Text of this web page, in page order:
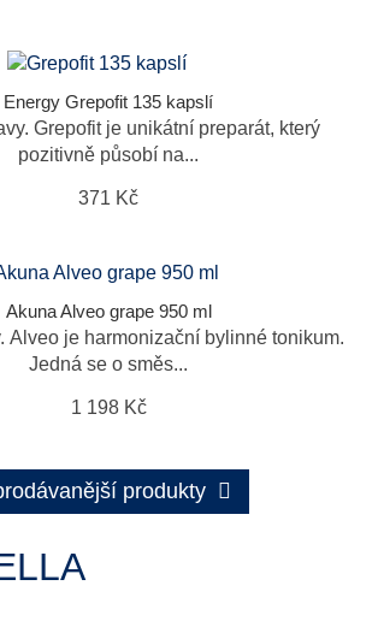
Energy Grepofit 135 kapslí
Grepofit je unikátní preparát, který
pozitivně působí na...
371 Kč
Akuna Alveo grape 950 ml
Alveo je harmonizační bylinné tonikum.
Jedná se o směs...
1 198 Kč
produkty